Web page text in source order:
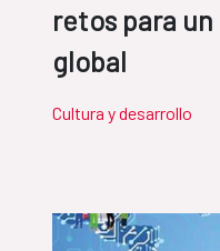
retos para
global
Cultura y desarrollo